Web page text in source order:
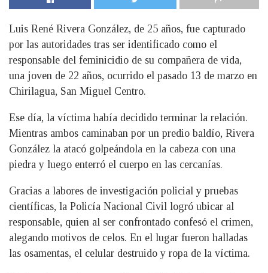
Luis René Rivera González, de 25 años, fue capturado
por las autoridades tras ser identificado como el
responsable del feminicidio de su compañera de vida,
una joven de 22 años, ocurrido el pasado 13 de marzo en
Chirilagua, San Miguel Centro.
Ese día, la víctima había decidido terminar la relación.
Mientras ambos caminaban por un predio baldío, Rivera
González la atacó golpeándola en la cabeza con una
piedra y luego enterró el cuerpo en las cercanías.
Gracias a labores de investigación policial y pruebas
científicas, la Policía Nacional Civil logró ubicar al
responsable, quien al ser confrontado confesó el crimen,
alegando motivos de celos. En el lugar fueron halladas
las osamentas, el celular destruido y ropa de la víctima.